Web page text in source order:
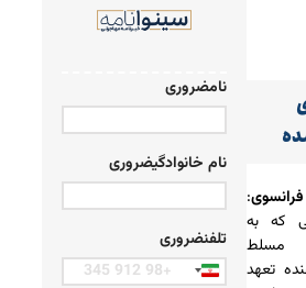
:
که به
مسلط
تعهد
نامضروری
نام خانوادگیضروری
تلفنضروری
Iran